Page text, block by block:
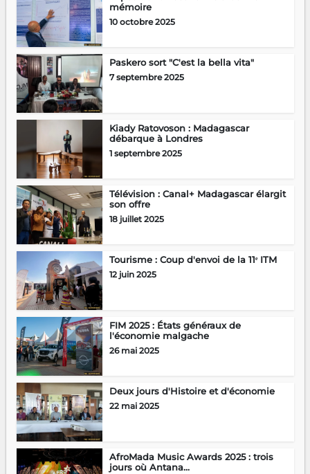
mémoire
10 octobre 2025
Paskero sort "C'est la bella vita"
7 septembre 2025
Kiady Ratovoson : Madagascar
débarque à Londres
1 septembre 2025
Télévision : Canal+ Madagascar élargit
son offre
18 juillet 2025
Tourisme : Coup d'envoi de la 11ᵉ ITM
12 juin 2025
FIM 2025 : États généraux de
l'économie malgache
26 mai 2025
Deux jours d'Histoire et d'économie
22 mai 2025
AfroMada Music Awards 2025 : trois
jours où Antana...